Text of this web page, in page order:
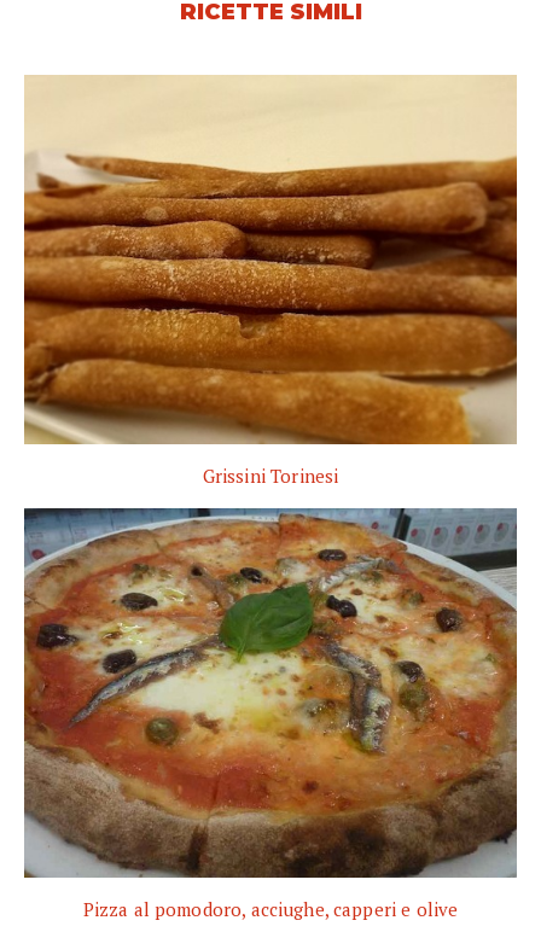
RICETTE SIMILI
Grissini Torinesi
Pizza al pomodoro, acciughe, capperi e olive